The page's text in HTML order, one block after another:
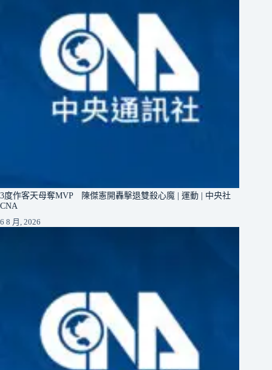
3度作客天母奪MVP 陳傑憲開轟擊退雙殺心魔 | 運動 | 中央社
CNA
6 8 月, 2026